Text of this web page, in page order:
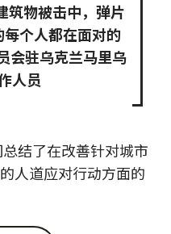
筑物被击中，弹片
个人都在面对的
会驻乌克兰马里乌
人员
结了在改善针对城市
人道应对行动方面的